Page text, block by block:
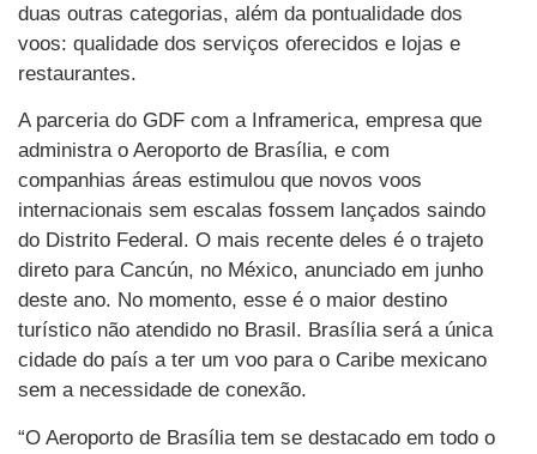
duas outras categorias, além da pontualidade dos
voos: qualidade dos serviços oferecidos e lojas e
restaurantes.
A parceria do GDF com a Inframerica, empresa que
administra o Aeroporto de Brasília, e com
companhias áreas estimulou que novos voos
internacionais sem escalas fossem lançados saindo
do Distrito Federal. O mais recente deles é o trajeto
direto para Cancún, no México, anunciado em junho
deste ano. No momento, esse é o maior destino
turístico não atendido no Brasil. Brasília será a única
cidade do país a ter um voo para o Caribe mexicano
sem a necessidade de conexão.
“O Aeroporto de Brasília tem se destacado em todo o